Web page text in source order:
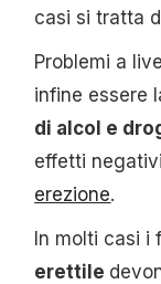
casi si tratta
Problemi a
infine essere
di alcol e
effetti
erezione.
In molti casi i
erettile